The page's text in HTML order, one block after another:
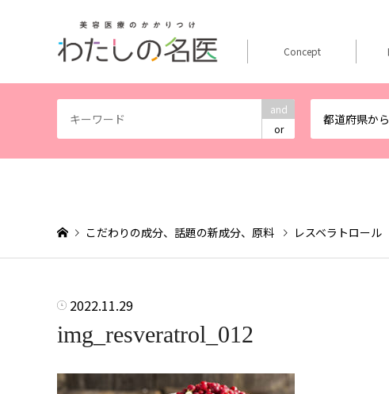
and
or
都道府県か
Concept
こだわりの成分、話題の新成分、原料 レスベラトロー
2022.11.29
img_resveratrol_012